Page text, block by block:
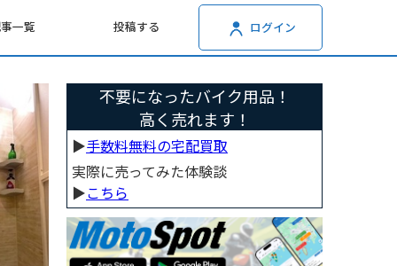
一覧 投稿する ログイン
不要になったバイク用品！
高く売れます！
▶︎手数料無料の宅配買取
実際に売ってみた体験談
▶︎こちら